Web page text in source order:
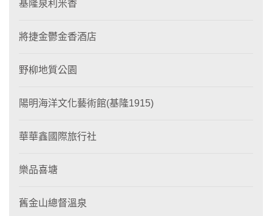
基隆泉利米香
將捷金鬱金香酒店
野柳地質公園
陽明海洋文化藝術館(基隆1915)
華華鑫國際旅行社
樂品喜塘
舊金山總督溫泉